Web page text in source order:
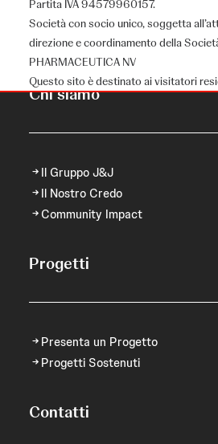
Partita IVA 94579960157.
Società con socio unico, soggetta
direzione e coordinamento della
PHARMACEUTICA NV
Questo sito è destinato ai visitatori
Chi siamo
Il Gruppo J&J
Il Nostro Credo
Community Impact
Progetti
Presenta un Progetto
Progetti Sostenuti
Contatti